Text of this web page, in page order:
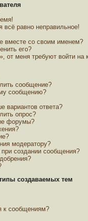
всё равно неправильное!
вместе со своим именем?
его?
от меня требуют войти на
сообщение?
сообщению?
вариантов ответа?
опрос?
форумы?
модератору?
при создании сообщения?
создаваемых тем
к сообщениям?